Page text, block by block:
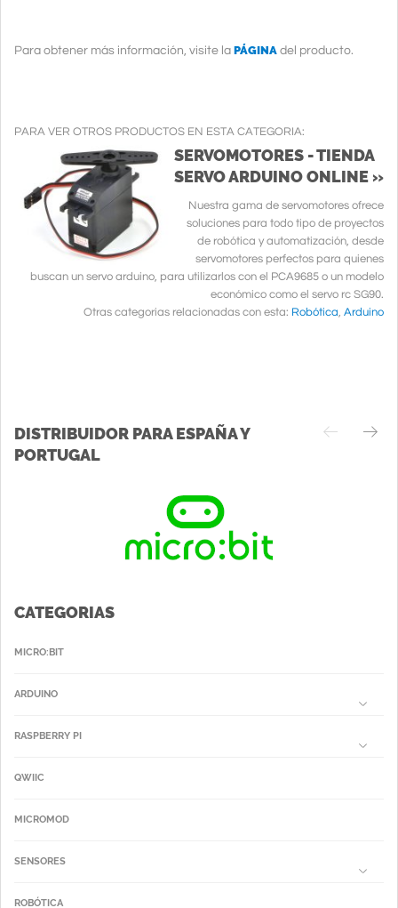
Para obtener más información, visite la PÁGINA del producto.
PARA VER OTROS PRODUCTOS EN ESTA CATEGORIA:
SERVOMOTORES - TIENDA
SERVO ARDUINO ONLINE »
Nuestra gama de servomotores ofrece
soluciones para todo tipo de proyectos
de robótica y automatización, desde
servomotores perfectos para quienes
buscan un servo arduino, para utilizarlos con el PCA9685 o un modelo
económico como el servo rc SG90.
Otras categorias relacionadas con esta: Robótica, Arduino
DISTRIBUIDOR PARA ESPAÑA Y
PORTUGAL
CATEGORIAS
MICRO:BIT
ARDUINO
RASPBERRY PI
QWIIC
MICROMOD
SENSORES
ROBÓTICA